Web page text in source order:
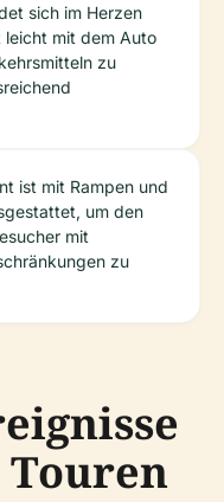
sich im Herzen
leicht mit dem Auto
zu
ist mit Rampen und
um den
mit
zu